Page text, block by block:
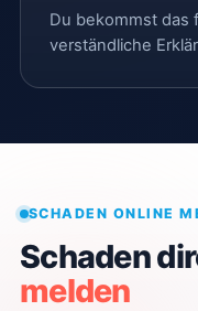
Du bekommst das
verständliche
SCHADEN ONLINE
Schaden
melden